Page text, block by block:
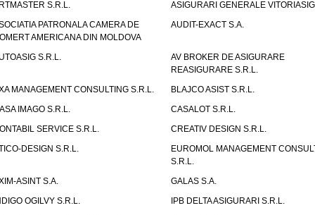
S.R.L.
ASIGURARI GENERALE
PATRONALA CAMERA DE
AMERICANA DIN MOLDOVA
AUDIT-EXACT S.A.
S.R.L.
AV BROKER DE ASIGURARE
REASIGURARE S.R.L.
MANAGEMENT CONSULTING S.R.L.
BLAJCO ASIST S.R.L.
IMAGO S.R.L.
CASALOT S.R.L.
SERVICE S.R.L.
CREATIV DESIGN S.R.L.
DESIGN S.R.L.
EUROMOL MANAGEMENT
S.R.L.
ASINT S.A.
GALAS S.A.
OGILVY S.R.L.
IPB DELTA ASIGURARI S.R.L.